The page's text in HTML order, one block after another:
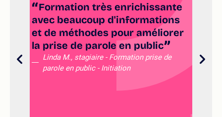
Formation très enrichissante
avec beaucoup d'informations
et de méthodes pour améliorer
la prise de parole en public
Linda M., stagiaire - Formation prise de
parole en public - Initiation